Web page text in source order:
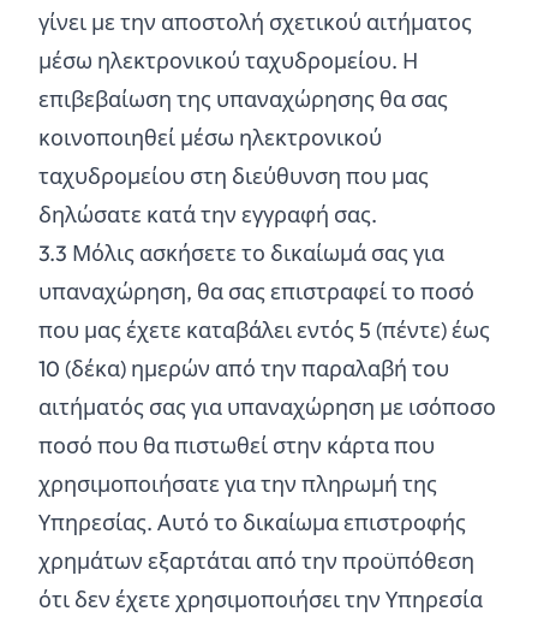
γίνει με την αποστολή σχετικού αιτήματος
μέσω ηλεκτρονικού ταχυδρομείου. Η
επιβεβαίωση της υπαναχώρησης θα σας
κοινοποιηθεί μέσω ηλεκτρονικού
ταχυδρομείου στη διεύθυνση που μας
δηλώσατε κατά την εγγραφή σας.
3.3 Μόλις ασκήσετε το δικαίωμά σας για
υπαναχώρηση, θα σας επιστραφεί το ποσό
που μας έχετε καταβάλει εντός 5 (πέντε) έως
10 (δέκα) ημερών από την παραλαβή του
αιτήματός σας για υπαναχώρηση με ισόποσο
ποσό που θα πιστωθεί στην κάρτα που
χρησιμοποιήσατε για την πληρωμή της
Υπηρεσίας. Αυτό το δικαίωμα επιστροφής
χρημάτων εξαρτάται από την προϋπόθεση
ότι δεν έχετε χρησιμοποιήσει την Υπηρεσία